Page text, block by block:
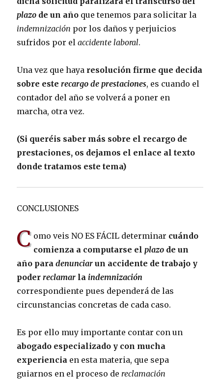
plazo de un año que tenemos para solicitar la
indemnización por los daños y perjuicios
sufridos por elaccidente laboral.
Una vez que haya resolución firme que decida
sobre esterecargo de prestaciones, es cuando el
contador del año se volverá a poner en
marcha, otra vez.
(Si queréis saber más sobre el recargo de
prestaciones, os dejamos el enlace al texto
donde tratamos este tema)
CONCLUSIONES
C omo veis NO ES FÁCIL determinar cuándo
comienza a computarse el plazode un
año paradenunciar un accidente de trabajo y
poderreclamar la indemnización
correspondiente pues dependerá de las
circunstancias concretas de cada caso.
Es por ello muy importante contar con un
abogado especializado y con mucha
experiencia en esta materia, que sepa
guiarnos en el proceso dereclamación